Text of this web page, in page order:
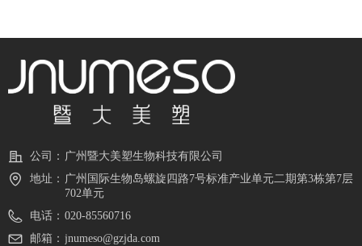
公司： 广州暨大美塑生物科技有限公司
地址： 广州国际生物岛螺旋四路7号标准产业单元二期第3栋第7层
702单元
电话： 020-85560716
邮箱： jnumeso@gzjda.com